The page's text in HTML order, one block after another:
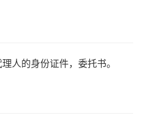
人的身份证件，委托书。